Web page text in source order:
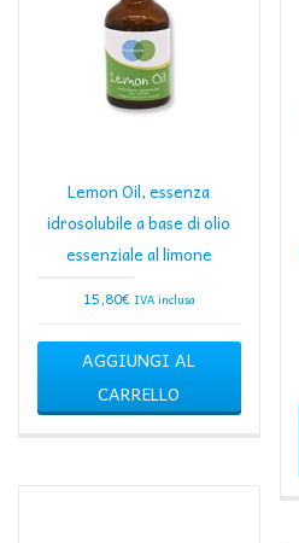
Lemon Oil, essenza
idrosolubile a base di olio
essenziale al limone
15,80€ IVA inclusa
AGGIUNGI AL
CARRELLO